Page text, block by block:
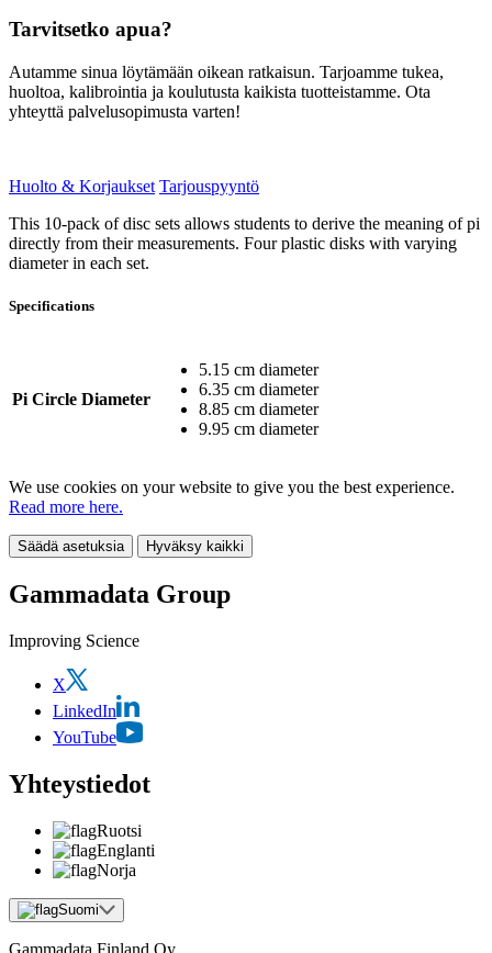
Tarvitsetko apua?
Autamme sinua löytämään oikean ratkaisun. Tarjoamme tukea,
huoltoa, kalibrointia ja koulutusta kaikista tuotteistamme. Ota
yhteyttä palvelusopimusta varten!
Huolto & Korjaukset Tarjouspyyntö
This 10-pack of disc sets allows students to derive the meaning of pi
directly from their measurements. Four plastic disks with varying
diameter in each set.
Specifications
Pi Circle Diameter
5.15 cm diameter
6.35 cm diameter
8.85 cm diameter
9.95 cm diameter
We use cookies on your website to give you the best experience.
Read more here.
Säädä asetuksia Hyväksy kaikki
Gammadata Group
Improving Science
X
LinkedIn
YouTube
Yhteystiedot
Ruotsi
Englanti
Norja
Suomi
Gammadata Finland Oy